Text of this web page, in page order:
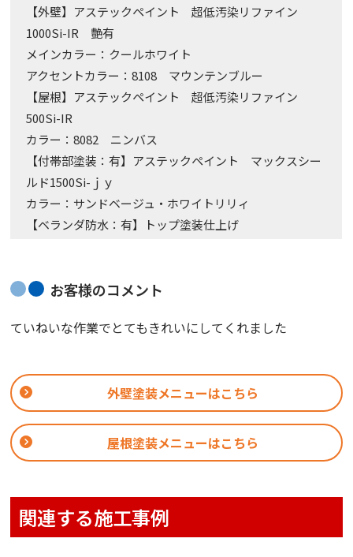
【外壁】アステックペイント 超低汚染リファイン
1000Si-IR 艶有
メインカラー：クールホワイト
アクセントカラー：8108 マウンテンブルー
【屋根】アステックペイント 超低汚染リファイン
500Si-IR
カラー：8082 ニンバス
【付帯部塗装：有】アステックペイント マックスシー
ルド1500Si-ｊｙ
カラー：サンドベージュ・ホワイトリリィ
【ベランダ防水：有】トップ塗装仕上げ
お客様のコメント
ていねいな作業でとてもきれいにしてくれました
外壁塗装メニューはこちら
屋根塗装メニューはこちら
関連する施工事例